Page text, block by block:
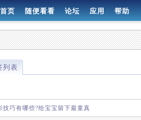
首页 随便看看 论坛 应用 帮助
列表
技巧有哪些?给宝宝留下最童真